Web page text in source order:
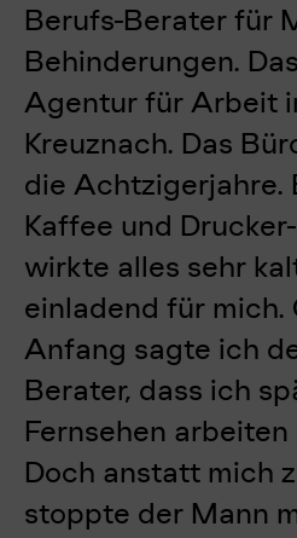
Berufs-Berater für
Behinderungen.
Agentur für Arbeit
Kreuznach. Das
die Achtzigerjahre.
Kaffee und
wirkte alles sehr
einladend für mich.
Anfang sagte ich
Berater, dass ich
Fernsehen
Doch anstatt mich
stoppte der Mann